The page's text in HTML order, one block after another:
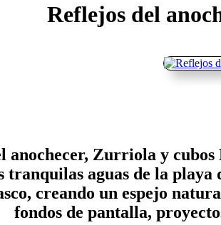
Reflejos del
anochecer, Zurriola y
tranquilas aguas de la
creando un espejo
fondos de pantalla,